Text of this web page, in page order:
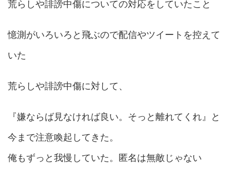
荒らしや誹謗中傷についての対応をしていたこと
憶測がいろいろと飛ぶので配信やツイートを控えて
いた
荒らしや誹謗中傷に対して、
『嫌ならば見なければ良い。そっと離れてくれ』と
今まで注意喚起してきた。
俺もずっと我慢していた。匿名は無敵じゃない